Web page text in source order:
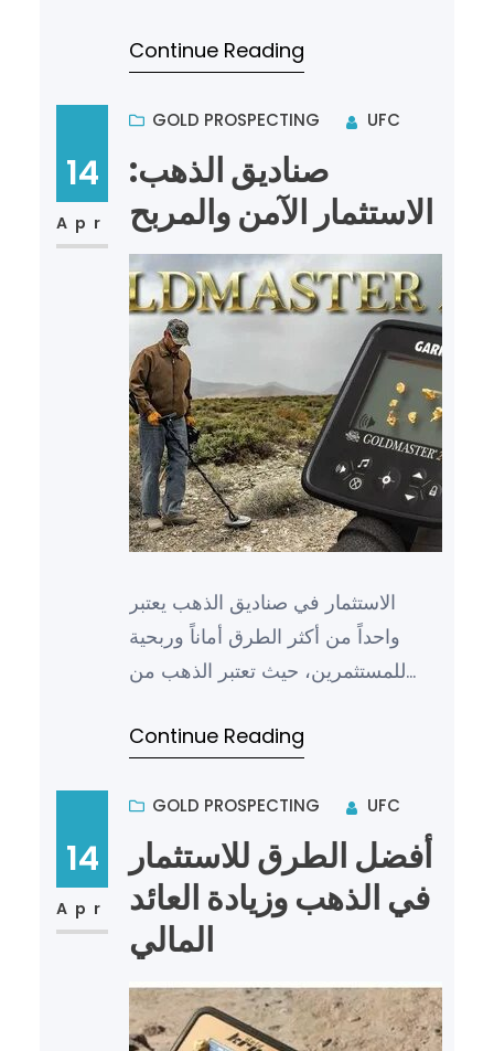
Continue Reading
14
Apr
GOLD PROSPECTING UFC
صناديق الذهب:
الاستثمار الآمن والمربح
الاستثمار في صناديق الذهب يعتبر
واحداً من أكثر الطرق أماناً وربحية
للمستثمرين، حيث تعتبر الذهب من
على مرّ الزمن. تعتب…
Continue Reading
14
Apr
GOLD PROSPECTING UFC
أفضل الطرق للاستثمار
في الذهب وزيادة العائد
المالي